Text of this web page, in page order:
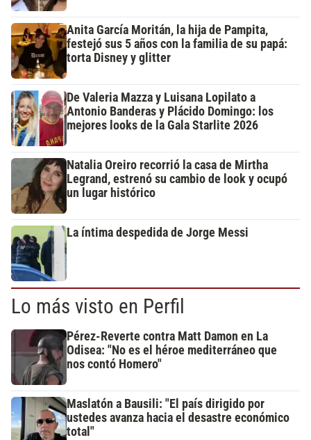
Anita García Moritán, la hija de Pampita,
festejó sus 5 años con la familia de su papá:
torta Disney y glitter
De Valeria Mazza y Luisana Lopilato a
Antonio Banderas y Plácido Domingo: los
mejores looks de la Gala Starlite 2026
Natalia Oreiro recorrió la casa de Mirtha
Legrand, estrenó su cambio de look y ocupó
un lugar histórico
La íntima despedida de Jorge Messi
Lo más visto en Perfil
Pérez-Reverte contra Matt Damon en La
Odisea: "No es el héroe mediterráneo que
nos contó Homero"
Maslatón a Bausili: "El país dirigido por
ustedes avanza hacia el desastre económico
total"